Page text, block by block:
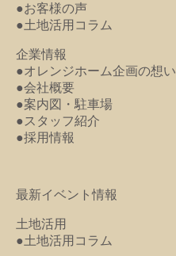
●お客様の声
●土地活用コラム
企業情報
●オレンジホーム企画の想い
●会社概要
●案内図・駐車場
●スタッフ紹介
●採用情報
最新イベント情報
土地活用
●土地活用コラム